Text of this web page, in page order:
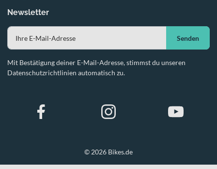
Newsletter
Senden
Mit Bestätigung deiner E-Mail-Adresse, stimmst du unseren
Datenschutzrichtlinien automatisch zu.
© 2026 Bikes.de